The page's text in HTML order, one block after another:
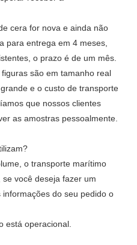
cera for nova e ainda não
para entrega em 4 meses,
o prazo é de um mês.
são em tamanho real
e o custo de transporte
que nossos clientes
as amostras pessoalmente.
o transporte marítimo
você deseja fazer um
do seu pedido o
está operacional.